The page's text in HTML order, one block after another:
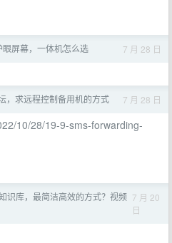
眼屏幕，一体机怎么选 7 月 28 日
，求远程控制备用机的方式 7 月 28 日
10/28/19-9-sms-forwarding-
识库，最简洁高效的方式？视频 7 月 20
日